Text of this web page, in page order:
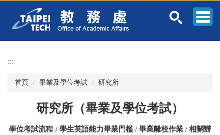
容
:::
首頁 畢業及學位考試 研究所
研究所（畢業及學位考試）
學位考試流程 /學生英語能力畢業門檻 /畢業離校作業 /相關辦